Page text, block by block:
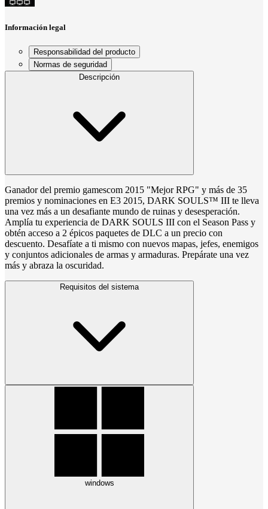
Información legal
Responsabilidad del producto
Normas de seguridad
Descripción
Ganador del premio gamescom 2015 "Mejor RPG" y más de 35
premios y nominaciones en E3 2015, DARK SOULS™ III te lleva
una vez más a un desafiante mundo de ruinas y desesperación.
Amplía tu experiencia de DARK SOULS III con el Season Pass y
obtén acceso a 2 épicos paquetes de DLC a un precio con
descuento. Desafíate a ti mismo con nuevos mapas, jefes, enemigos
y conjuntos adicionales de armas y armaduras. Prepárate una vez
más y abraza la oscuridad.
Requisitos del sistema
windows